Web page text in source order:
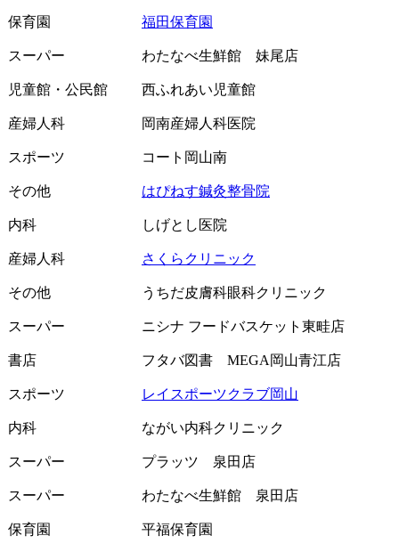
保育園 福田保育園
スーパー わたなべ生鮮館 妹尾店
児童館・公民館 西ふれあい児童館
産婦人科 岡南産婦人科医院
スポーツ コート岡山南
その他 はぴねす鍼灸整骨院
内科 しげとし医院
産婦人科 さくらクリニック
その他 うちだ皮膚科眼科クリニック
スーパー ニシナ フードバスケット東畦店
書店 フタバ図書 MEGA岡山青江店
スポーツ レイスポーツクラブ岡山
内科 ながい内科クリニック
スーパー プラッツ 泉田店
スーパー わたなべ生鮮館 泉田店
保育園 平福保育園